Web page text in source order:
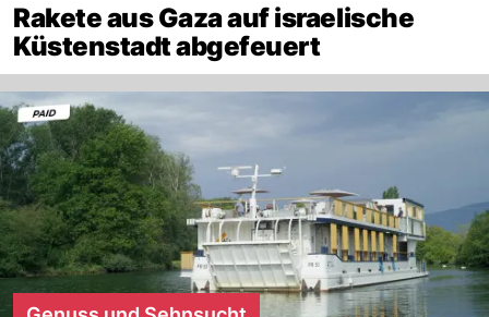
Rakete aus Gaza auf israelische
Küstenstadt abgefeuert